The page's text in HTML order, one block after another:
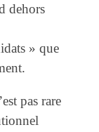
dehors
» que
pas rare